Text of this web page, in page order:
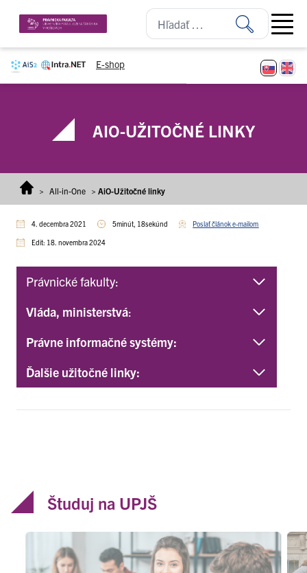
E-shop
Open
AIO-UŽITOČNÉ LINKY
> All-in-One > AiO-Užitočné linky
4. decembra 2021 5minút, 18sekúnd Poslať článok e-mailom
Edit: 18. novembra 2024
Právnické fakulty:
Vláda, ministerstvá:
Právne informačné systémy:
Ďalšie užitočné linky:
Študuj na UPJŠ